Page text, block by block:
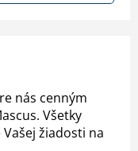
nás cenným
Všetky
žiadosti na